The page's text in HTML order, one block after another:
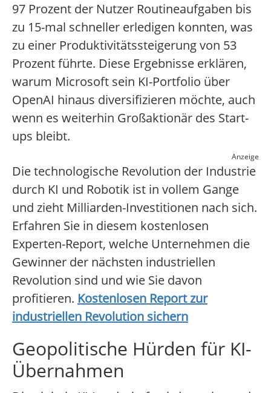
97 Prozent der Nutzer Routineaufgaben bis
zu 15-mal schneller erledigen konnten, was
zu einer Produktivitätssteigerung von 53
Prozent führte. Diese Ergebnisse erklären,
warum Microsoft sein KI-Portfolio über
OpenAI hinaus diversifizieren möchte, auch
wenn es weiterhin Großaktionär des Start-
ups bleibt.
Anzeige
Die technologische Revolution der Industrie
durch KI und Robotik ist in vollem Gange
und zieht Milliarden-Investitionen nach sich.
Erfahren Sie in diesem kostenlosen
Experten-Report, welche Unternehmen die
Gewinner der nächsten industriellen
Revolution sind und wie Sie davon
profitieren. Kostenlosen Report zur
industriellen Revolution sichern
Geopolitische Hürden für KI-
Übernahmen